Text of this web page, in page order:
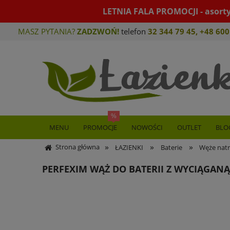
LETNIA FALA PROMOCJI -
MASZ PYTANIA? ZADZWOŃ! telefon 32 344 79 45, +48
MENU PROMOCJE NOWOŚCI OUTLET
Strona główna » ŁAZIENKI » Baterie » Węże
PERFEXIM WĄŻ DO BATERII Z